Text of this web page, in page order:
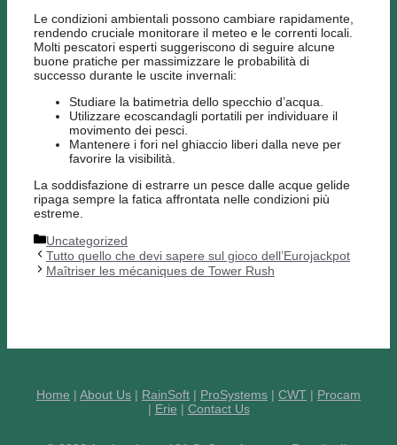
Le condizioni ambientali possono cambiare rapidamente,
rendendo cruciale monitorare il meteo e le correnti locali.
Molti pescatori esperti suggeriscono di seguire alcune
buone pratiche per massimizzare le probabilità di
successo durante le uscite invernali:
Studiare la batimetria dello specchio d’acqua.
Utilizzare ecoscandagli portatili per individuare il
movimento dei pesci.
Mantenere i fori nel ghiaccio liberi dalla neve per
favorire la visibilità.
La soddisfazione di estrarre un pesce dalle acque gelide
ripaga sempre la fatica affrontata nelle condizioni più
estreme.
Categories
Uncategorized
Tutto quello che devi sapere sul gioco dell’Eurojackpot
Maîtriser les mécaniques de Tower Rush
Home | About Us | RainSoft | ProSystems | CWT | Procam
| Erie | Contact Us